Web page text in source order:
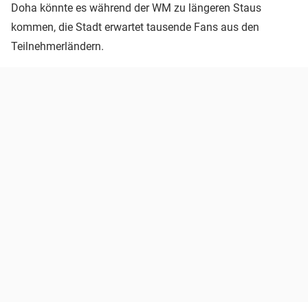
Doha könnte es während der WM zu längeren Staus
kommen, die Stadt erwartet tausende Fans aus den
Teilnehmerländern.